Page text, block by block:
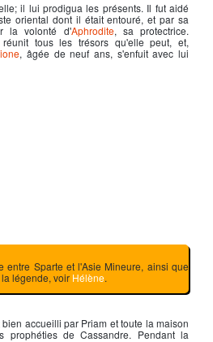
il lui prodigua les présents. Il fut aidé
oriental dont il était entouré, et par sa
la volonté d'Aphrodite, sa protectrice.
tous les trésors qu'elle peut, et,
, âgée de neuf ans, s'enfuit avec lui
entre Sparte et l'Asie Mineure, ainsi que
légende, voir Hélène.
bien accueilli par Priam et toute la maison
prophéties de Cassandre. Pendant la